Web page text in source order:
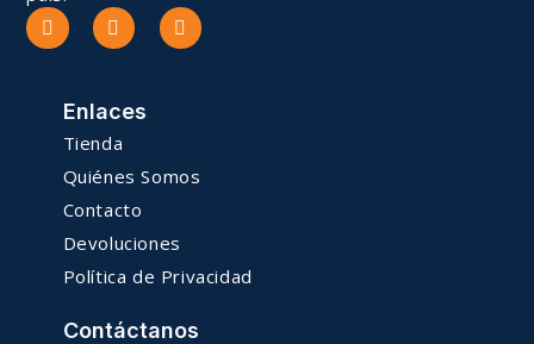
Enlaces
Tienda
Quiénes Somos
Contacto
Devoluciones
Política de Privacidad
Contáctanos